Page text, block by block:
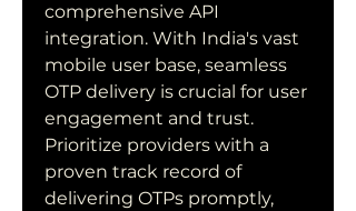
comprehensive API
integration. With India's vast
mobile user base, seamless
OTP delivery is crucial for user
engagement and trust.
Prioritize providers with a
proven track record of
delivering OTPs promptly,